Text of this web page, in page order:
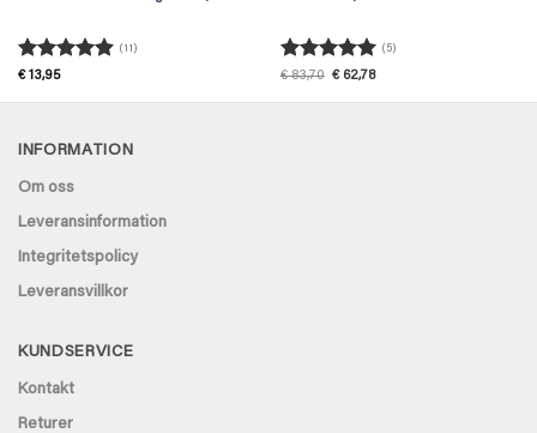
Betygsatt
(11)
€13,95 Betygsatt5
(5)
€83,70 Det
priset
€62,78Det
priset
INFORMATION
Om oss
Leveransinformation
Integritetspolicy
Leveransvillkor
KUNDSERVICE
Kontakt
Returer